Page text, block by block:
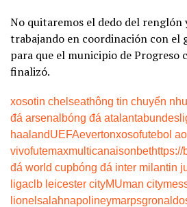
No quitaremos el dedo del renglón
trabajando en coordinación con el
para que el municipio de Progreso
finalizó.
xosotin chelseathông tin chuyển
đá arsenal bóng đá atalanta
haalandUEFAevertonxosofutebol ao
vivofutemaxmulticanaisonbethttps://
đá world cupbóng đá inter milantin
ligaclb leicester cityMUman city
lionel salahnapolineymarpsgronaldo